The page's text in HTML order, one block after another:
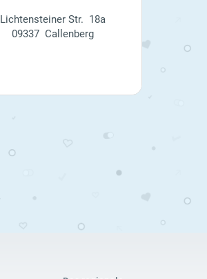
Lichtensteiner Str. 18a
09337 Callenberg